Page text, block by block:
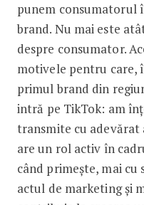
punem consumatorul
brand. Nu mai este
despre consumator.
motivele pentru care,
primul brand din
intră pe TikTok: am
transmite cu
are un rol activ în
când primește, mai
actul de marketing și